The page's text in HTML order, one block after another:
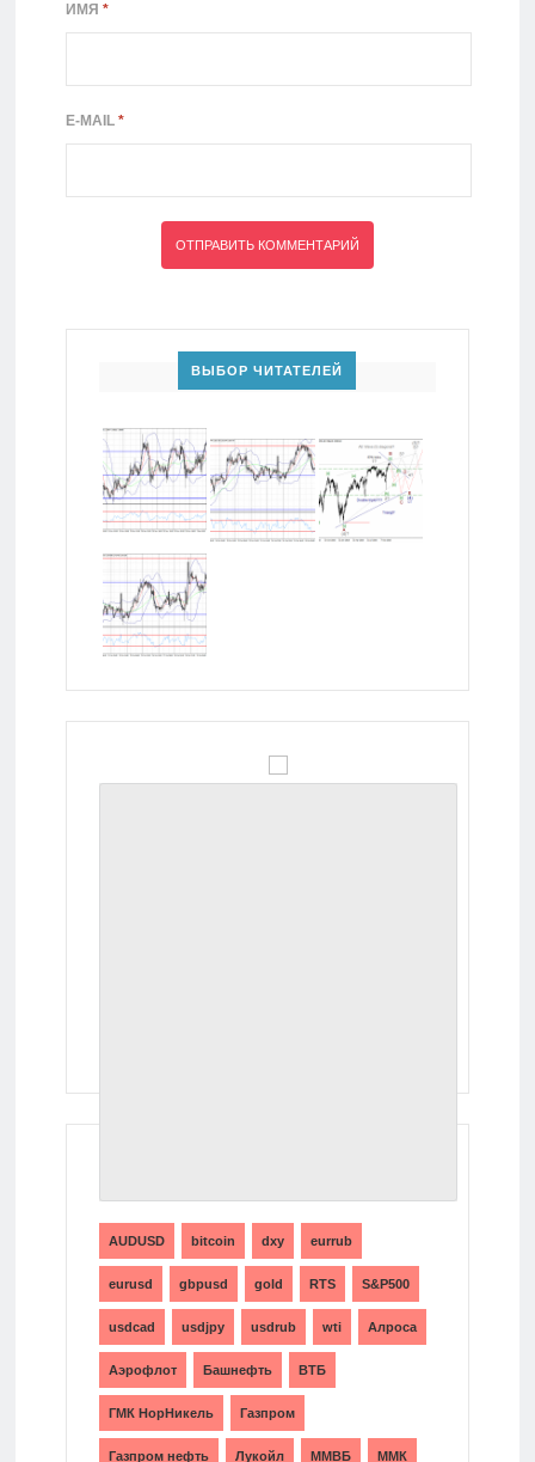
ИМЯ *
E-MAIL *
ВЫБОР ЧИТАТЕЛЕЙ
AUDUSD bitcoin dxy eurrub
eurusd gbpusd gold RTS S&P500
usdcad usdjpy usdrub wti Алроса
Аэрофлот Башнефть ВТБ
ГМК НорНикель Газпром
Газпром нефть Лукойл ММВБ ММК